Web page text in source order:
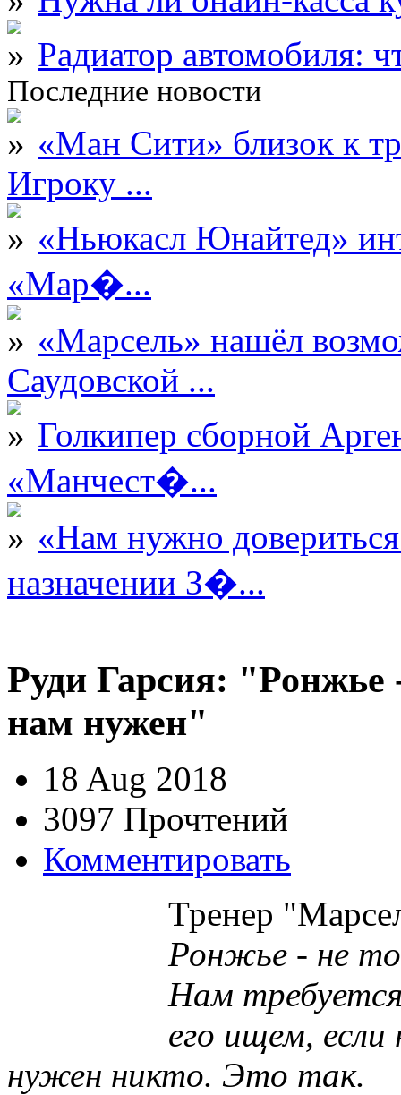
Радиатор автомобиля:
Последние новости
«Ман Сити» близок к
Игроку ...
«Ньюкасл Юнайтед»
«Мар�...
«Марсель» нашёл
Саудовской ...
Голкипер сборной
«Манчест�...
«Нам нужно
назначении З�...
Руди Гарсия: "Ронжье
нам нужен"
18 Aug 2018
3097 Прочтений
Комментировать
Тренер
Ронжье - не
Нам
его ищем,
нужен никто. Это так.